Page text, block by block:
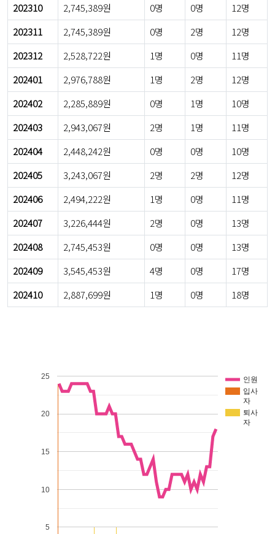
202310 2,745,389원 0명 0명
12명
202311
2,745,389원 0명 2명
12명
202312
2,528,722원 1명 0명
11명
202401
2,976,788원 1명 2명
12명
202402
2,285,889원 0명 1명
10명
202403
2,943,067원 2명 1명
11명
202404
2,448,242원 0명 0명
10명
202405
3,243,067원 2명 2명
12명
202406
2,494,222원 1명 0명
11명
202407
3,226,444원 2명 0명
13명
202408
2,745,453원 0명 0명
13명
202409
3,545,453원 4명 0명
17명
202410
2,887,699원 1명 0명 18명
인원
입사
자
퇴사
자
5
10
15
20
25